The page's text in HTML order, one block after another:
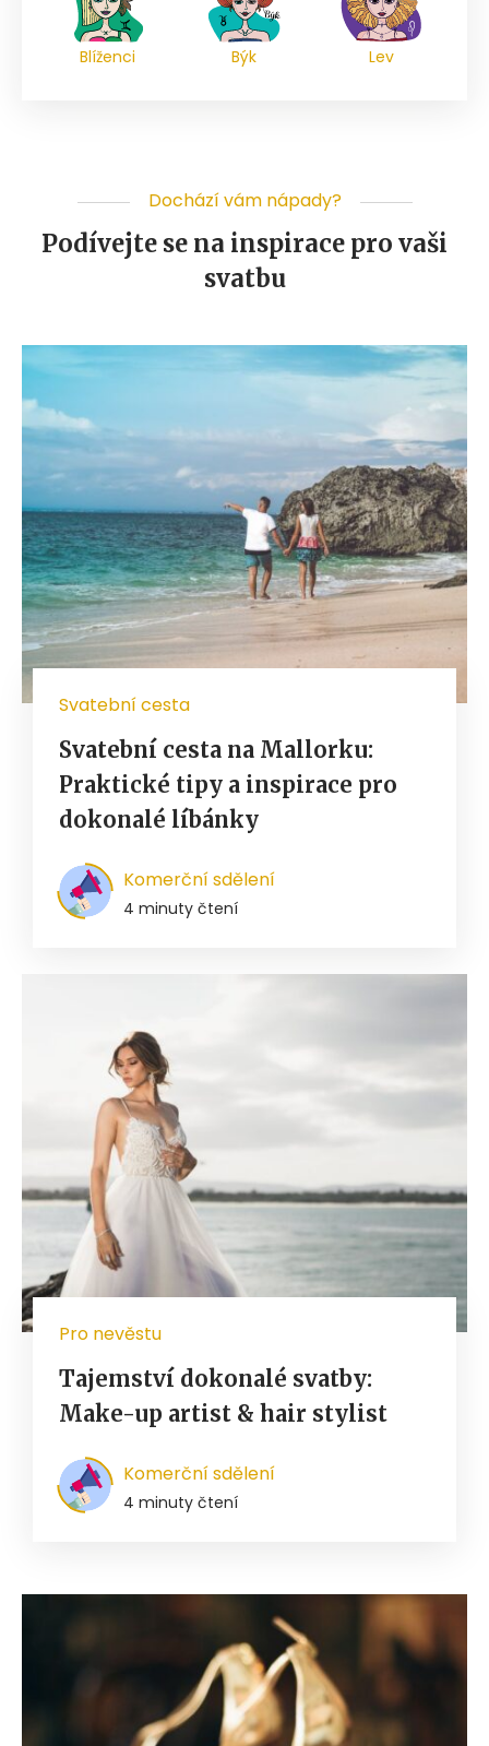
Blíženci Býk Lev
Dochází vám nápady?
Podívejte se na inspirace pro vaši
svatbu
Svatební cesta
Svatební cesta na Mallorku:
Praktické tipy a inspirace pro
dokonalé líbánky
Komerční sdělení
4 minuty čtení
Pro nevěstu
Tajemství dokonalé svatby:
Make-up artist & hair stylist
Komerční sdělení
4 minuty čtení